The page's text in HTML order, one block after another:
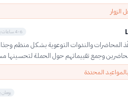
4-6 ساعات يوم الحملة
المحاضرات والندوات التوعوية بشكل منظم
وجمع تقييماتهم حول الحملة لتحسينها
المحددة